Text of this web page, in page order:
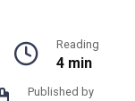
Reading
4 min
Published by